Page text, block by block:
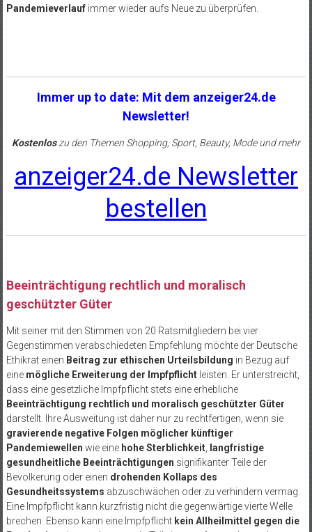
Pandemieverlaufimmer wieder aufs Neue zu überprüfen.
Immer up to date: Mit dem anzeiger24.de
Newsletter!
Kostenloszu den Themen Shopping, Sport, Beauty, Mode und mehr
anzeiger24.de Newsletter
bestellen
Beeinträchtigung rechtlich und moralisch
geschützter Güter
Mit seiner mit den Stimmen von 20 Ratsmitgliedern bei vier
Gegenstimmen verabschiedeten Empfehlung möchte der Deutsche
Ethikrat einen Beitrag zur ethischen Urteilsbildung in Bezug auf
eine mögliche Erweiterung der Impfpflichtleisten. Er unterstreicht,
dass eine gesetzliche Impfpflicht stets eine erhebliche
Beeinträchtigung rechtlich und moralisch geschützter Güter
darstellt. Ihre Ausweitung ist daher nur zu rechtfertigen, wenn sie
gravierende negative Folgen möglicher künftiger
Pandemiewellen wie eine hohe Sterblichkeit, langfristige
gesundheitliche Beeinträchtigungen signifikanter Teile der
Bevölkerung oder einen drohenden Kollaps des
Gesundheitssystems abzuschwächen oder zu verhindern vermag.
Eine Impfpflicht kann kurzfristig nicht die gegenwärtige vierte Welle
brechen. Ebenso kann eine Impfpflicht kein Allheilmittel gegen die